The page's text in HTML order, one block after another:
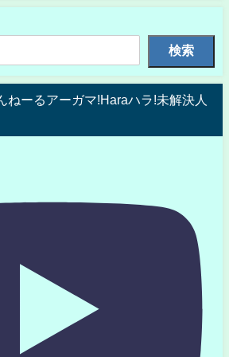
検索
ねーるアーガマ!Haraハラ!未解決人